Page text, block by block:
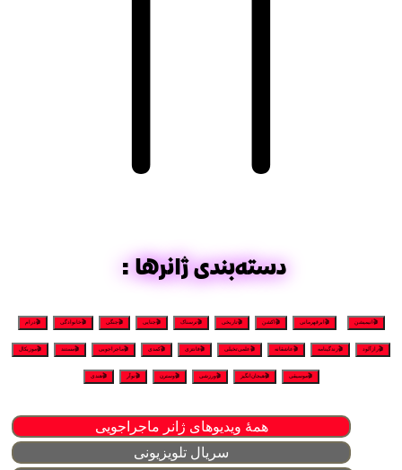
دسته‌بندی ژانرها:
🎬انیمیشن 🎬ابرقهرمانی 🎬اکشن 🎬تاریخی 🎬ترسناک 🎬جنایی 🎬جنگی 🎬خانوادگی 🎬درام
🎬رازآلود 🎬زندگینامه 🎬عاشقانه 🎬علمی‌تخیلی 🎬فانتزی 🎬کمدی 🎬ماجراجویی 🎬مستند 🎬موزیکال
🎬موسیقی 🎬هیجان‌انگیز 🎬ورزشی 🎬وسترن 🎬نوآر 🎬هندی
همهٔ ویدیوهای ژانر ماجراجویی
سریال تلویزیونی